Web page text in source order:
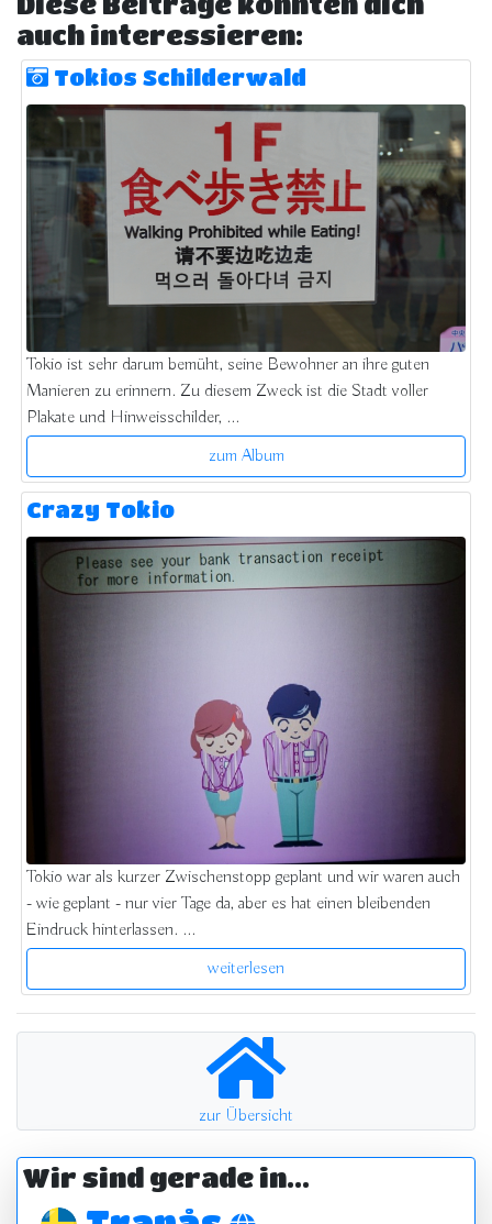
auch interessieren:
Tokios Schilderwald
Tokio ist sehr darum bemüht, seine Bewohner an ihre guten
Manieren zu erinnern. Zu diesem Zweck ist die Stadt voller
Plakate und Hinweisschilder, ...
zum Album
Crazy Tokio
Tokio war als kurzer Zwischenstopp geplant und wir waren auch
- wie geplant - nur vier Tage da, aber es hat einen bleibenden
Eindruck hinterlassen. ...
weiterlesen
zur Übersicht
Wir sind gerade in...